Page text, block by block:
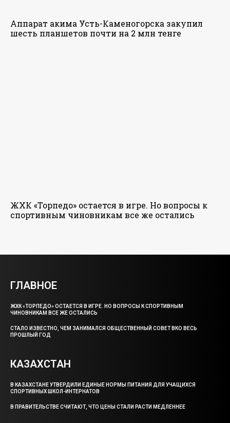
Аппарат акима Усть-Каменогорска закупил
шесть планшетов почти на 2 млн тенге
ЖХК «Торпедо» остается в игре. Но вопросы к
спортивным чиновникам все же остались
ГЛАВНОЕ
ЖХК «ТОРПЕДО» ОСТАЕТСЯ В ИГРЕ. НО ВОПРОСЫ К СПОРТИВНЫМ
ЧИНОВНИКАМ ВСЕ ЖЕ ОСТАЛИСЬ
СТАЛО ИЗВЕСТНО, ЧЕМ ЗАНИМАЛСЯ ОБЩЕСТВЕННЫЙ СОВЕТ ВКО ВЕСЬ
ПРОШЛЫЙ ГОД
КАЗАХСТАН
В КАЗАХСТАНЕ УТВЕРДИЛИ ЕДИНЫЕ НОРМЫ ПИТАНИЯ ДЛЯ УЧАЩИХСЯ
СПОРТИВНЫХ ШКОЛ-ИНТЕРНАТОВ
В ПРАВИТЕЛЬСТВЕ СЧИТАЮТ, ЧТО ЦЕНЫ СТАЛИ РАСТИ МЕДЛЕННЕЕ